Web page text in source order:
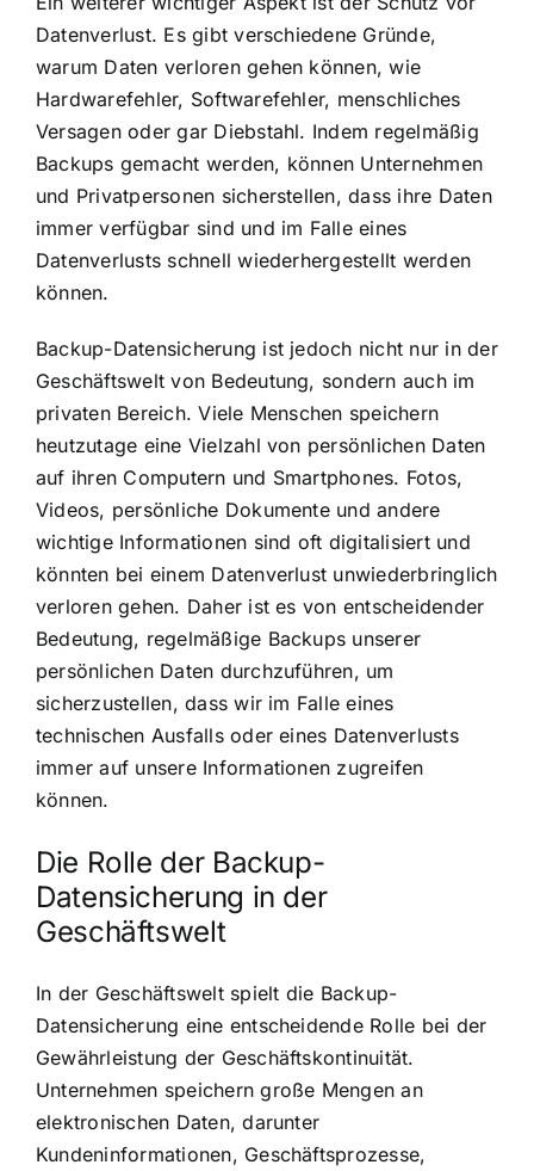
Datenverlust. Es gibt verschiedene Gründe,
warum Daten verloren gehen können, wie
Hardwarefehler, Softwarefehler, menschliches
Versagen oder gar Diebstahl. Indem regelmäßig
Backups gemacht werden, können Unternehmen
und Privatpersonen sicherstellen, dass ihre Daten
immer verfügbar sind und im Falle eines
Datenverlusts schnell wiederhergestellt werden
können.
Backup-Datensicherung ist jedoch nicht nur in der
Geschäftswelt von Bedeutung, sondern auch im
privaten Bereich. Viele Menschen speichern
heutzutage eine Vielzahl von persönlichen Daten
auf ihren Computern und Smartphones. Fotos,
Videos, persönliche Dokumente und andere
wichtige Informationen sind oft digitalisiert und
könnten bei einem Datenverlust unwiederbringlich
verloren gehen. Daher ist es von entscheidender
Bedeutung, regelmäßige Backups unserer
persönlichen Daten durchzuführen, um
sicherzustellen, dass wir im Falle eines
technischen Ausfalls oder eines Datenverlusts
immer auf unsere Informationen zugreifen
können.
Die Rolle der Backup-
Datensicherung in der
Geschäftswelt
In der Geschäftswelt spielt die Backup-
Datensicherung eine entscheidende Rolle bei der
Gewährleistung der Geschäftskontinuität.
Unternehmen speichern große Mengen an
elektronischen Daten, darunter
Kundeninformationen, Geschäftsprozesse,